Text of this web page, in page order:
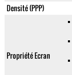
Densité (PPP)
Propriété Ecran